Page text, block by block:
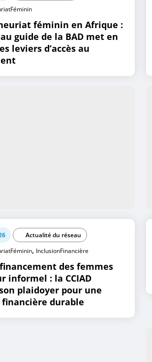
féminin en Afrique :
guide de la BAD met en
leviers d’accès au
Actualité du réseau
, InclusionFinancière
des femmes
informel : la CCIAD
plaidoyer pour une
durable